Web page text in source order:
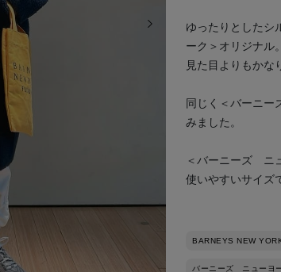
ゆったりとしたシ
ーク＞オリジナル。
見た目よりもかな
同じく＜バーニ
みました。
＜バーニーズ ニ
使いやすいサイズ
BARNEYS NEW
バーニーズ ニューヨ